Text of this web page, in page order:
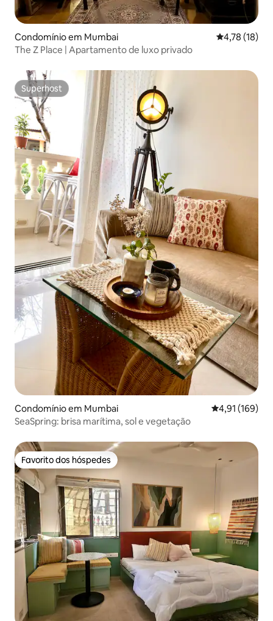
Condomínio em Mumbai Classificação
4,78 (18)
The Z Place | Apartamento de luxo privado
Superhost
Superhost
Condomínio em Mumbai Classificação
4,91 (169)
SeaSpring: brisa marítima, sol e vegetação
Favorito dos hóspedes
Favorito dos hóspedes